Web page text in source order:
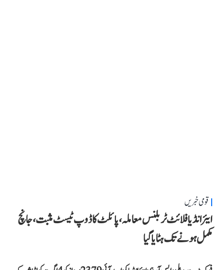
قومی خبریں
ایئر انڈیا فلائٹ ٹربلنس معاملہ، پائلٹ کا ڈوپ ٹیسٹ مثبت، جانچ
مکمل ہونے تک ہٹایا گیا